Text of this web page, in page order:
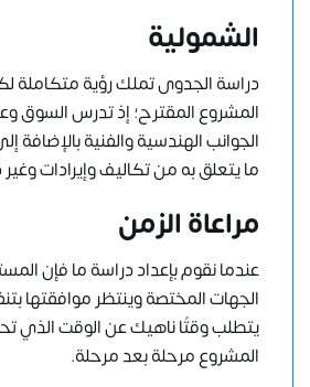
الشمولية
دراسة الجدوى تملك رؤية متكاملة
المشروع المقترح؛ إذ تدرس السوق
الجوانب الهندسية والفنية بالإضافة
ما يتعلق به من تكاليف وإيرادات
مراعاة الزمن
عندما نقوم بإعداد دراسة ما فإن
الجهات المختصة وينتظر موافقتها
يتطلب وقتًا ناهيك عن الوقت الذي
المشروع مرحلة بعد مرحلة.